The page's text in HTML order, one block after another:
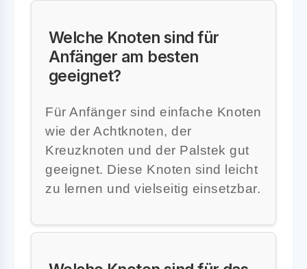
Welche Knoten sind für
Anfänger am besten
geeignet?
Für Anfänger sind einfache Knoten
wie der Achtknoten, der
Kreuzknoten und der Palstek gut
geeignet. Diese Knoten sind leicht
zu lernen und vielseitig einsetzbar.